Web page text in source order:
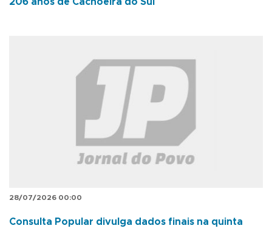
28/07/2026 00:00
Consulta Popular divulga dados finais na quinta